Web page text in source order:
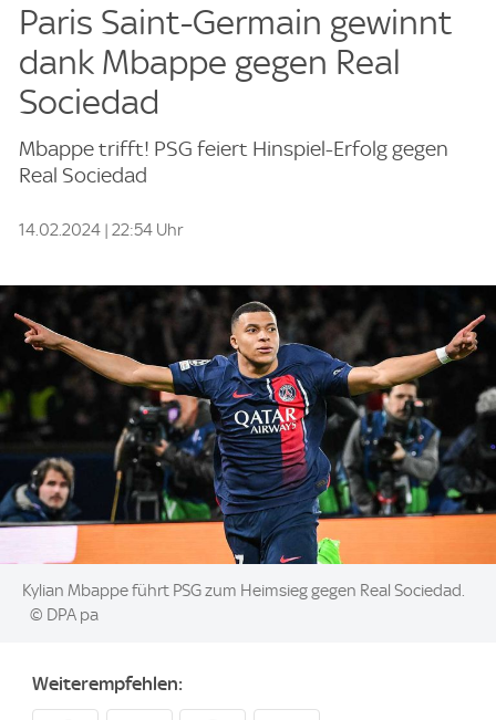
Paris Saint-Germain gewinnt
dank Mbappe gegen Real
Sociedad
Mbappe trifft! PSG feiert Hinspiel-Erfolg gegen
Real Sociedad
14.02.2024 | 22:54 Uhr
Image:
Kylian Mbappe führt PSG zum Heimsieg gegen Real Sociedad.
© DPA pa
Weiterempfehlen: